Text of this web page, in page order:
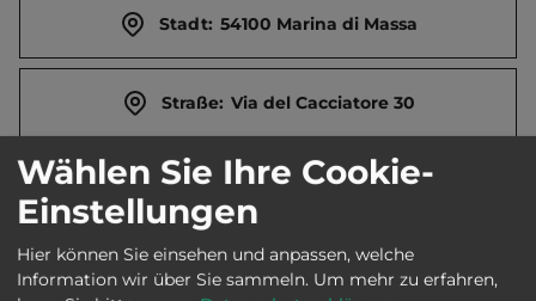
Stadt: 54100 Marina di Massa
Straße: Via del Cacciatore 30
E-Mail: info@campingtaimi.it
Webseite: www.campingtaimi.it
Wählen Sie Ihre Cookie-
Einstellungen
Hier können Sie einsehen und anpassen, welche
Information wir über Sie sammeln. Um mehr zu erfahren,